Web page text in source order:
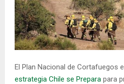
M
E
NEl Plan Nacional de Cortafuegos
estrategia Chile se Prepara para